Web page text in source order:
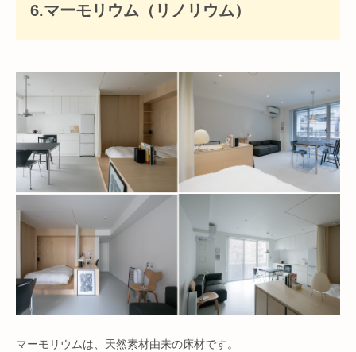
6.マーモリウム（リノリウム）
マーモリウムは、天然素材由来の床材です。